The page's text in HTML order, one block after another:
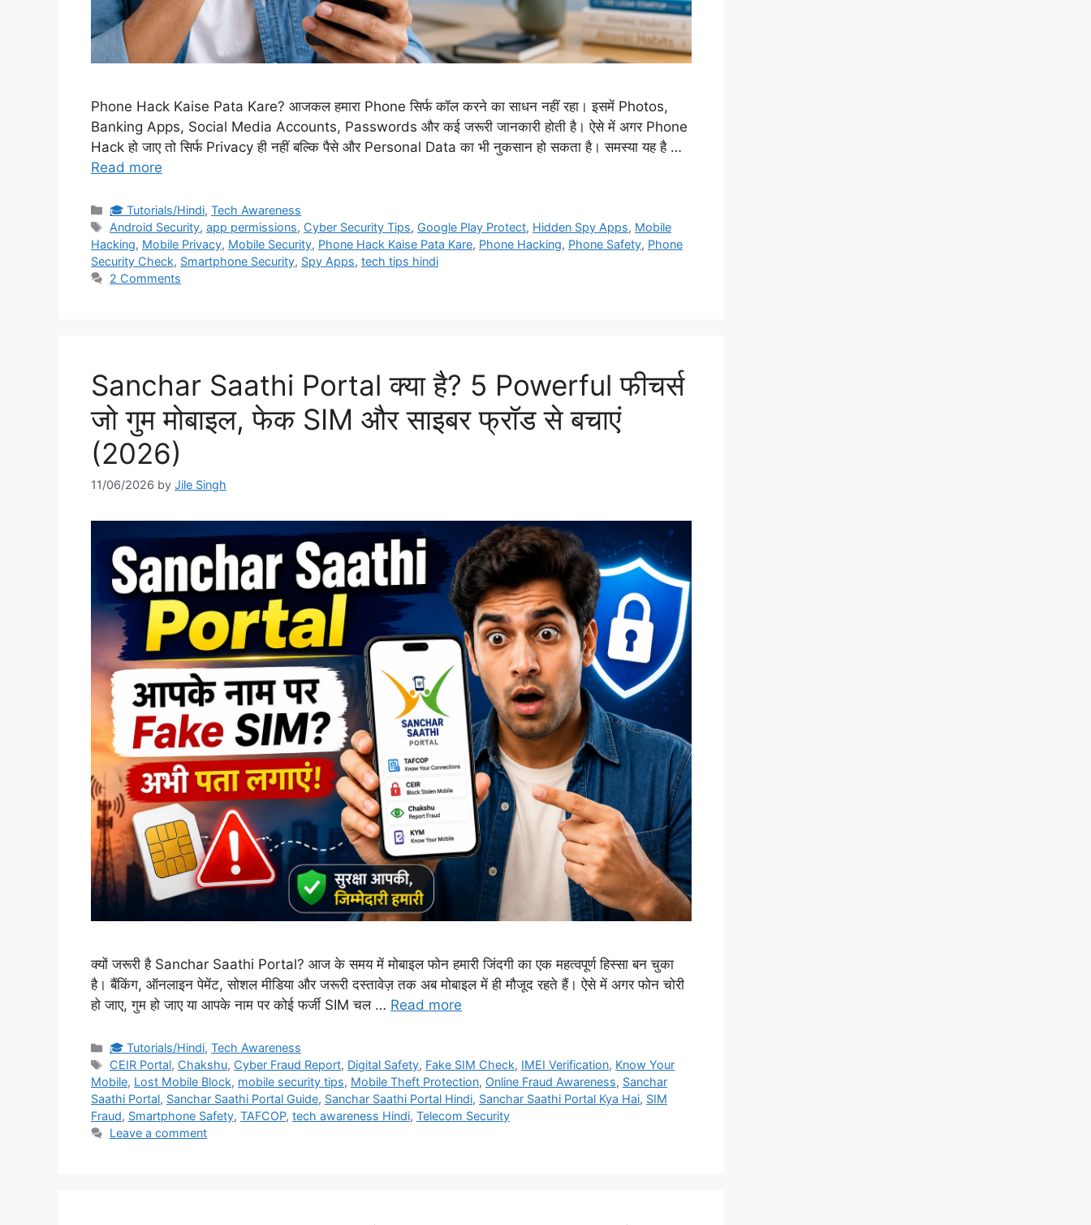
Phone Hack Kaise Pata Kare? आजकल हमारा Phone सिर्फ कॉल करने का साधन नहीं रहा। इसमें Photos,
Banking Apps, Social Media Accounts, Passwords और कई जरूरी जानकारी होती है। ऐसे में अगर Phone
Hack हो जाए तो सिर्फ Privacy ही नहीं बल्कि पैसे और Personal Data का भी नुकसान हो सकता है। समस्या यह है …
Read more
Categories
🎓 Tutorials/Hindi,Tech Awareness
Tags
Android Security,app permissions, Cyber Security Tips, Google Play Protect, Hidden Spy Apps, Mobile
Hacking, Mobile Privacy, Mobile Security, Phone Hack Kaise Pata Kare, Phone Hacking, Phone Safety, Phone
Security Check, Smartphone Security, Spy Apps, tech tips hindi
2 Comments
Sanchar Saathi Portal क्या है? 5 Powerful फीचर्स
जो गुम मोबाइल, फेक SIM और साइबर फ्रॉड से बचाएं
(2026)
11/06/2026 by Jile Singh
क्यों जरूरी है Sanchar Saathi Portal? आज के समय में मोबाइल फोन हमारी जिंदगी का एक महत्वपूर्ण हिस्सा बन चुका
है। बैंकिंग, ऑनलाइन पेमेंट, सोशल मीडिया और जरूरी दस्तावेज़ तक अब मोबाइल में ही मौजूद रहते हैं। ऐसे में अगर फोन चोरी
हो जाए, गुम हो जाए या आपके नाम पर कोई फर्जी SIM चल … Read more
Categories
🎓 Tutorials/Hindi,Tech Awareness
Tags
CEIR Portal, Chakshu, Cyber Fraud Report, Digital Safety, Fake SIM Check, IMEI Verification, Know Your
Mobile, Lost Mobile Block, mobile security tips, Mobile Theft Protection, Online Fraud Awareness, Sanchar
Saathi Portal, Sanchar Saathi Portal Guide, Sanchar Saathi Portal Hindi, Sanchar Saathi Portal Kya Hai, SIM
Fraud, Smartphone Safety, TAFCOP, tech awareness Hindi, Telecom Security
Leave a comment